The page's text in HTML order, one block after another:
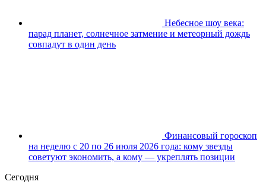
Небесное шоу века:
парад планет, солнечное затмение и метеорный дождь
совпадут в один день
Финансовый гороскоп
на неделю с 20 по 26 июля 2026 года: кому звезды
советуют экономить, а кому — укреплять позиции
Сегодня